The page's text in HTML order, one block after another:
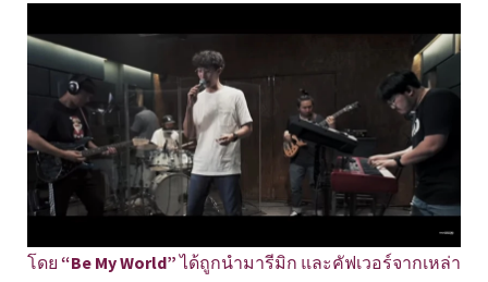
โดย “Be My World”ได้ถูกนำมารีมิก และคัฟเวอร์จากเหล่า